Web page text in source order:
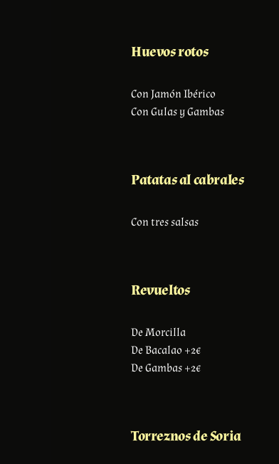
Huevos rotos
Con Jamón Ibérico
Con Gulas y Gambas
Patatas al cabrales
Con tres salsas
Revueltos
De Morcilla
De Bacalao +2€
De Gambas +2€
Torreznos de Soria